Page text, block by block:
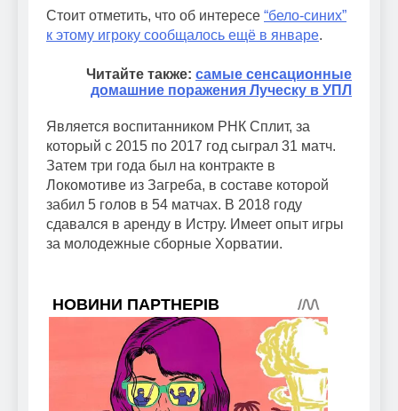
Стоит отметить, что об интересе “бело-синих”
к этому игроку сообщалось ещё в январе.
Читайте также: самые сенсационные
домашние поражения Луческу в УПЛ
Является воспитанником РНК Сплит, за
который с 2015 по 2017 год сыграл 31 матч.
Затем три года был на контракте в
Локомотиве из Загреба, в составе которой
забил 5 голов в 54 матчах. В 2018 году
сдавался в аренду в Истру. Имеет опыт игры
за молодежные сборные Хорватии.